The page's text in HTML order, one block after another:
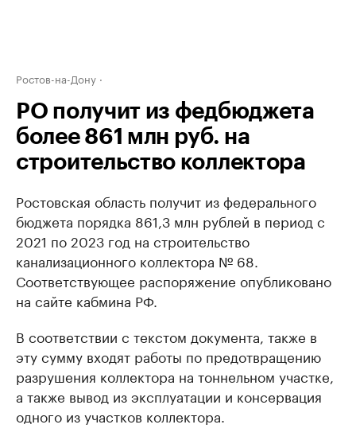
Ростов-на-Дону
РО получит из федбюджета
более 861 млн руб. на
строительство коллектора
Ростовская область получит из федерального
бюджета порядка 861,3 млн рублей в период с
2021 по 2023 год на строительство
канализационного коллектора № 68.
Соответствующее распоряжение опубликовано
на сайте кабмина РФ.
В соответствии с текстом документа, также в
эту сумму входят работы по предотвращению
разрушения коллектора на тоннельном участке,
а также вывод из эксплуатации и консервация
одного из участков коллектора.